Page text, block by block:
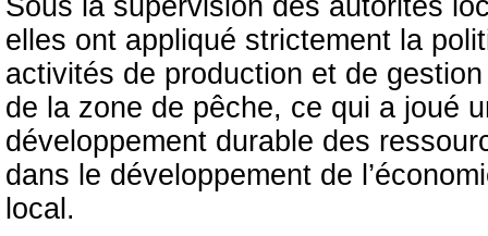
Sous la supervision des autorités
elles ont appliqué strictement la
activités de production et de
de la zone de pêche, ce qui a joué
développement durable des
dans le développement de
local.